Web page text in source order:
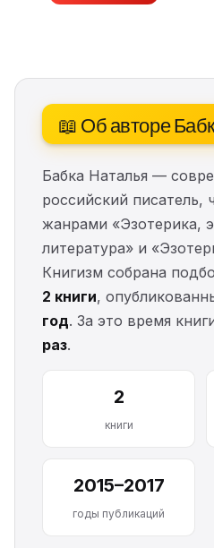
📖 Об авторе
Бабка Наталья —
российский писатель,
жанрами «Эзотерика,
литература» и
Книгизм собрана
2 книги,
год. За это время
раз.
2
книги
2015–2017
годы публикаций